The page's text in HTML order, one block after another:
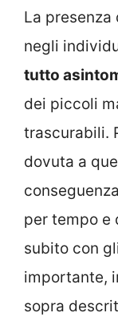
La
negli
tutto
dei piccoli
trascurabili.
dovuta a
per tempo e
subito con
importante,
sopra